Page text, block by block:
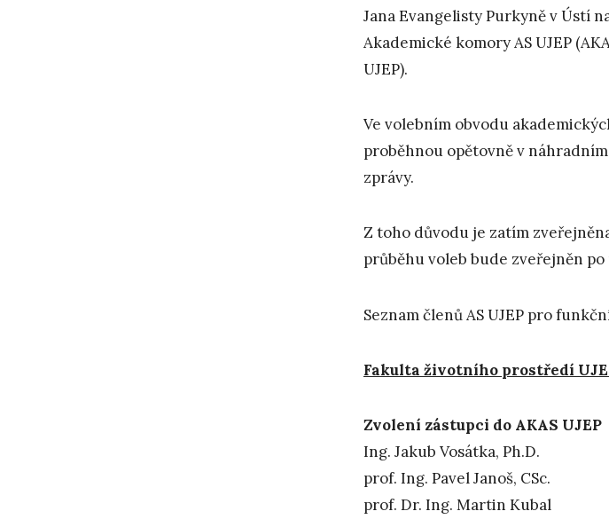
Jana Evangelisty Purkyně v Ústí
Akademické komory AS UJEP
UJEP).
Ve volebním obvodu
proběhnou opětovně v náhradním
zprávy.
Z toho důvodu je zatím
průběhu voleb bude zveřejněn po
Seznam členů AS UJEP pro
Fakulta životního prostředí
Zvolení zástupci do AKAS UJEP
Ing. Jakub Vosátka,
prof. Ing. Pavel Janoš,
prof. Dr. Ing. Martin